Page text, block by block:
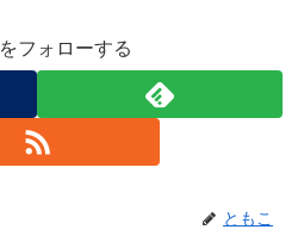
フォローする
ともこ